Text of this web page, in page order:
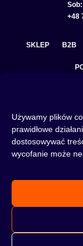
Używamy plików
prawidłowe
dostosowywać
wycofanie może
+48
SKLEP B2B
Fajka wodna to świetna
samotności, to ciekawy